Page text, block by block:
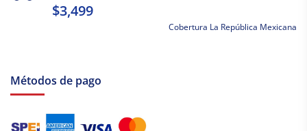
$3,499
Cobertura La República Mexicana
Métodos de pago